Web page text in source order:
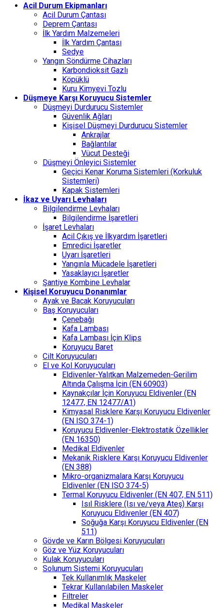
Acil Durum Ekipmanları
Acil Durum Çantası
Deprem Çantası
İlk Yardım Malzemeleri
İlk Yardım Çantası
Sedye
Yangın Söndürme Cihazları
Karbondioksit Gazlı
Köpüklü
Kuru Kimyevi Tozlu
Düşmeye Karşı Koruyucu Sistemler
Düşmeyi Durdurucu Sistemler
Güvenlik Ağları
Kişisel Düşmeyi Durdurucu Sistemler
Ankrajlar
Bağlantılar
Vücut Desteği
Düşmeyi Önleyici Sistemler
Geçici Kenar Koruma Sistemleri (Korkuluk
Sistemleri)
Kapak Sistemleri
İkaz ve Uyarı Levhaları
Bilgilendirme Levhaları
Bilgilendirme İşaretleri
İşaret Levhaları
Acil Çıkış ve İlkyardım İşaretleri
Emredici İşaretler
Uyarı İşaretleri
Yangınla Mücadele İşaretleri
Yasaklayıcı İşaretler
Şantiye Kombine Levhalar
Kişisel Koruyucu Donanımlar
Ayak ve Bacak Koruyucuları
Baş Koruyucuları
Çenebağı
Kafa Lambası
Kafa Lambası İçin Klips
Koruyucu Baret
Cilt Koruyucuları
El ve Kol Koruyucuları
Eldivenler-Yalıtkan Malzemeden-Gerilim
Altında Çalışma İçin (EN 60903)
Kaynakçılar İçin Koruyucu Eldivenler (EN
12477, EN 12477/A1)
Kimyasal Risklere Karşı Koruyucu Eldivenler
(EN ISO 374-1)
Koruyucu Eldivenler-Elektrostatik Özellikler
(EN 16350)
Medikal Eldivenler
Mekanik Risklere Karşı Koruyucu Eldivenler
(EN 388)
Mikro-organizmalara Karşı Koruyucu
Eldivenler (EN ISO 374-5)
Termal Koruyucu Eldivenler (EN 407, EN 511)
Isıl Risklere (Isı ve/veya Ateş) Karşı
Koruyucu Eldivenler (EN 407)
Soğuğa Karşı Koruyucu Eldivenler (EN
511)
Gövde ve Karın Bölgesi Koruyucuları
Göz ve Yüz Koruyucuları
Kulak Koruyucuları
Solunum Sistemi Koruyucuları
Tek Kullanımlık Maskeler
Tekrar Kullanılabilen Maskeler
Filtreler
Medikal Maskeler